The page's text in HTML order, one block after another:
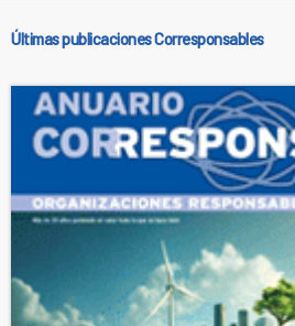
Últimas publicaciones Corresponsables